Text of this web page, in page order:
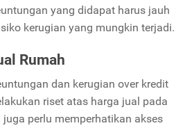
yang didapat harus jauh
kerugian yang mungkin terjadi.
Rumah
dan kerugian over kredit
riset atas harga jual pada
perlu memperhatikan akses